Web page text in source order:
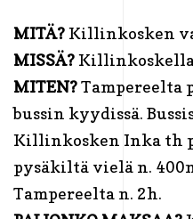
MITÄ?Killinkosken
MISSÄ?
MITEN?Tampereelta
bussin kyydissä.
Killinkosken Inka th
pysäkiltä vielä n.
Tampereelta n. 2h.